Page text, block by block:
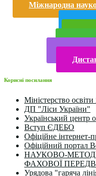
Міжнародна
Корисні посилання
Міністерство
ДП "Ліси України"
Український центр
Вступ ЄДЕБО
Офіційне інтернет-
Офіційний портал
НАУКОВО-
ФАХОВОЇ
Урядова "гаряча